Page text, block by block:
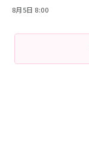
8月5日 8:00